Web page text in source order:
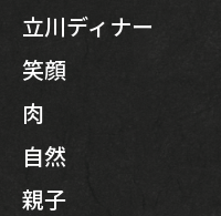
立川ディナー
笑顔
肉
自然
親子